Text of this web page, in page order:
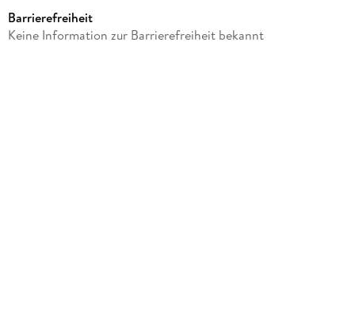
Gewicht
Barrierefreiheit
Keine Information zur Barrierefreiheit bekannt